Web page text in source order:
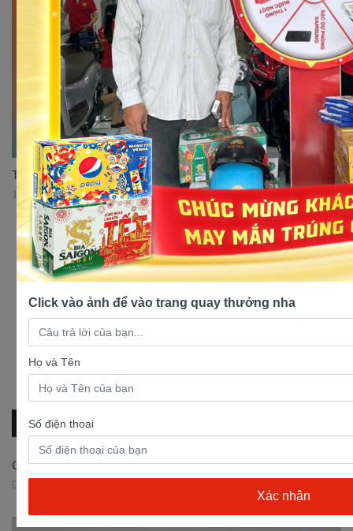
Top 3 mẫu xe Cub 50cc đáng mua nhất thị trường
17/07/2023 11:30:37
Có nên mua xe Exciter 50cc?
03/08/2023 08:46:52
Click vào ảnh để vào trang quay thưởng nha
Họ và Tên
Số điện thoại